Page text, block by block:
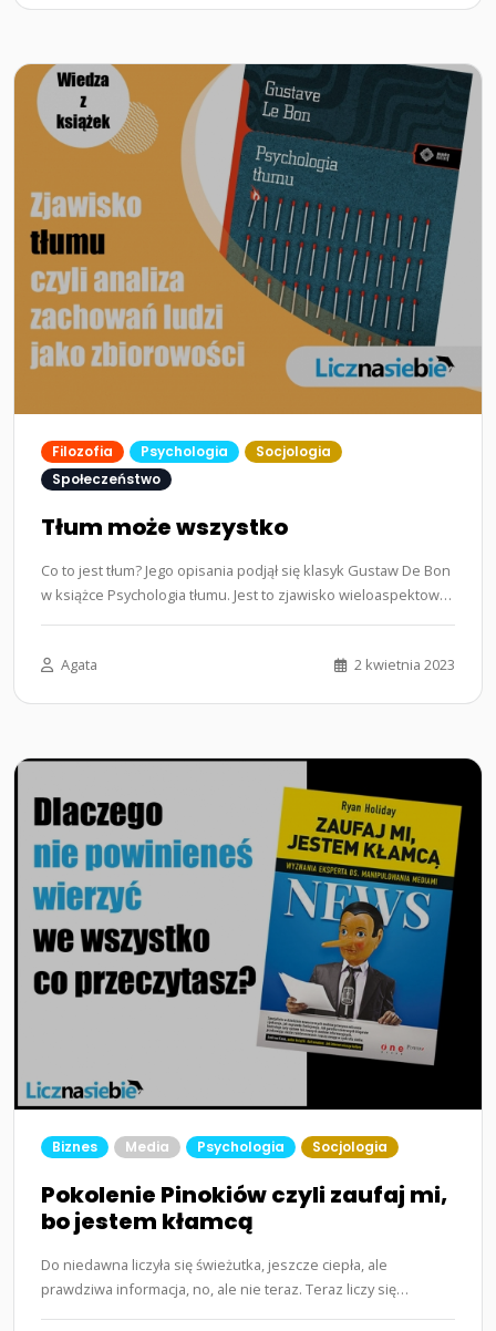
Filozofia Psychologia
Socjologia
Społeczeństwo
Tłum może wszystko
Co to jest tłum? Jego opisania podjął się klasyk Gustaw De Bon
w książce Psychologia tłumu. Jest to zjawisko wieloaspektowe i
Agata 2 kwietnia 2023
Biznes Media Psychologia Socjologia
Pokolenie Pinokiów czyli zaufaj mi,
bo jestem kłamcą
Do niedawna liczyła się świeżutka, jeszcze ciepła, ale
prawdziwa informacja, no, ale nie teraz. Teraz liczy się